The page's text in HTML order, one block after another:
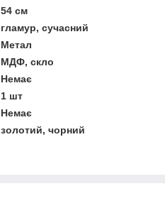
54 см
гламур, сучасний
Метал
МДФ, скло
Немає
1 шт
Немає
золотий, чорний